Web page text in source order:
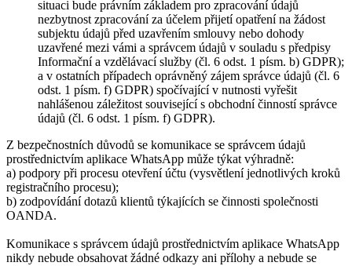
situaci bude právním základem pro zpracování údajů
nezbytnost zpracování za účelem přijetí opatření na žádost
subjektu údajů před uzavřením smlouvy nebo dohody
uzavřené mezi vámi a správcem údajů v souladu s předpisy
Informační a vzdělávací služby (čl. 6 odst. 1 písm. b) GDPR);
a v ostatních případech oprávněný zájem správce údajů (čl. 6
odst. 1 písm. f) GDPR) spočívající v nutnosti vyřešit
nahlášenou záležitost související s obchodní činností správce
údajů (čl. 6 odst. 1 písm. f) GDPR).
Z bezpečnostních důvodů se komunikace se správcem údajů
prostřednictvím aplikace WhatsApp může týkat výhradně:
a) podpory při procesu otevření účtu (vysvětlení jednotlivých kroků
registračního procesu);
b) zodpovídání dotazů klientů týkajících se činnosti společnosti
OANDA.
Komunikace s správcem údajů prostřednictvím aplikace WhatsApp
nikdy nebude obsahovat žádné odkazy ani přílohy a nebude se